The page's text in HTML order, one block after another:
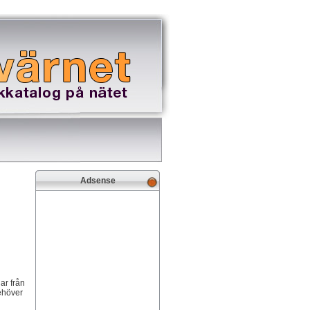
från
Adsense